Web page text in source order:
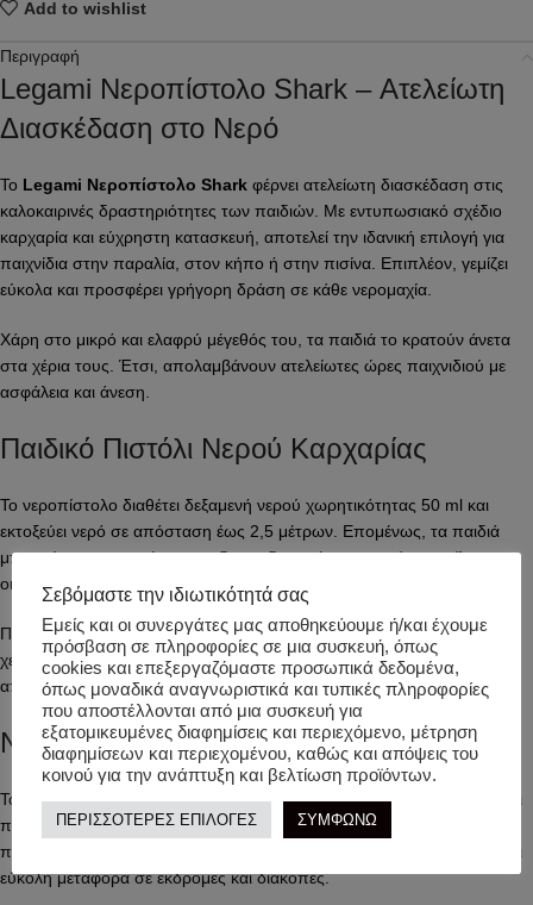
Add to wishlist
Περιγραφή
Legami Νεροπίστολο Shark – Ατελείωτη
Διασκέδαση στο Νερό
Το Legami Νεροπίστολο Shark φέρνει ατελείωτη διασκέδαση στις
καλοκαιρινές δραστηριότητες των παιδιών. Με εντυπωσιακό σχέδιο
καρχαρία και εύχρηστη κατασκευή, αποτελεί την ιδανική επιλογή για
παιχνίδια στην παραλία, στον κήπο ή στην πισίνα. Επιπλέον, γεμίζει
εύκολα και προσφέρει γρήγορη δράση σε κάθε νερομαχία.
Χάρη στο μικρό και ελαφρύ μέγεθός του, τα παιδιά το κρατούν άνετα
στα χέρια τους. Έτσι, απολαμβάνουν ατελείωτες ώρες παιχνιδιού με
ασφάλεια και άνεση.
Παιδικό Πιστόλι Νερού Καρχαρίας
Το νεροπίστολο διαθέτει δεξαμενή νερού χωρητικότητας 50 ml και
εκτοξεύει νερό σε απόσταση έως 2,5 μέτρων. Επομένως, τα παιδιά
μπορούν να συμμετέχουν σε διασκεδαστικές νερομαχίες με φίλους και
οικογένεια.
Παράλληλα, η εργονομική λαβή προσαρμόζεται ιδανικά σε παιδικά
χέρια. Για τον λόγο αυτό, το παιχνίδι γίνεται ακόμη πιο άνετο και
απολαυστικό.
Νεροβόλο Καλοκαιρινών Περιπετειών
Το Legami Νεροπίστολο Sharkσυνδυάζει χαρούμενο σχεδιασμό και
πρακτικότητα. Το σχέδιο καρχαρία τραβά τα βλέμματα και κάνει κάθε
παιχνίδι πιο συναρπαστικό. Επιπλέον, το μικρό μέγεθός του επιτρέπει
εύκολη μεταφορά σε εκδρομές και διακοπές.
Σεβόμαστε την ιδιωτικότητά σας
Εμείς και οι συνεργάτες μας αποθηκεύουμε ή/και έχουμε
πρόσβαση σε πληροφορίες σε μια συσκευή, όπως
cookies και επεξεργαζόμαστε προσωπικά δεδομένα,
όπως μοναδικά αναγνωριστικά και τυπικές πληροφορίες
που αποστέλλονται από μια συσκευή για
εξατομικευμένες διαφημίσεις και περιεχόμενο, μέτρηση
διαφημίσεων και περιεχομένου, καθώς και απόψεις του
κοινού για την ανάπτυξη και βελτίωση προϊόντων.
ΠΕΡΙΣΣΟΤΕΡΕΣ ΕΠΙΛΟΓΕΣ ΣΥΜΦΩΝΩ